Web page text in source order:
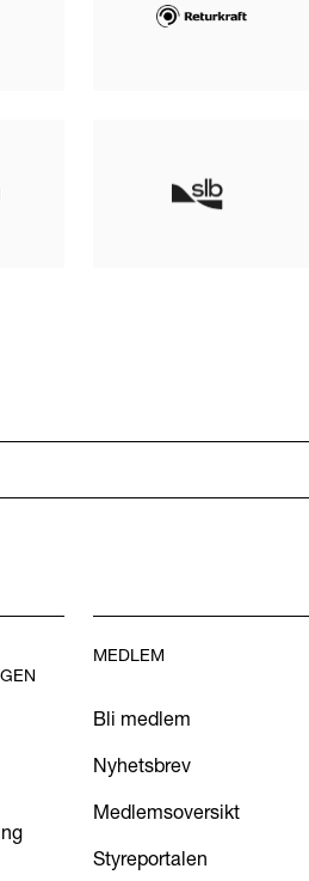
MEDLEM
Bli medlem
Nyhetsbrev
Medlemsoversikt
Styreportalen